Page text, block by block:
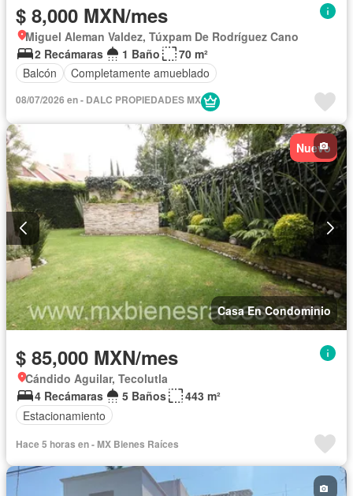
$ 8,000 MXN/mes
Miguel Aleman Valdez, Túxpam De Rodríguez Cano
2 Recámaras
1 Baño
70 m²
Balcón
Completamente amueblado
08/07/2026 en - DALC PROPIEDADES MX
Nuevo
Casa En Condominio
$ 85,000 MXN/mes
Cándido Aguilar, Tecolutla
4 Recámaras
5 Baños
443 m²
Estacionamiento
Hace 5 horas en - MX Bienes Raí­ces